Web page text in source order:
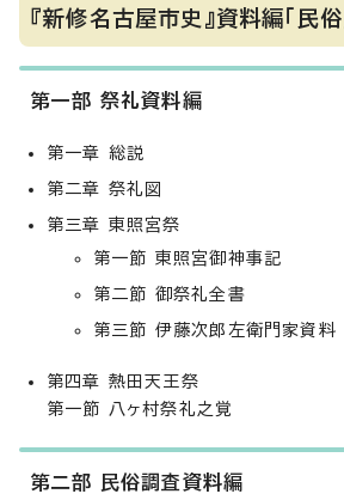
『新修名古屋市史』資料編「民
第一部 祭礼資料編
第一章 総説
第二章 祭礼図
第三章 東照宮祭
第一節 東照宮御神事記
第二節 御祭礼全書
第三節 伊藤次郎左衛門家資料
第四章 熱田天王祭
第一節 八ヶ村祭礼之覚
第二部 民俗調査資料編